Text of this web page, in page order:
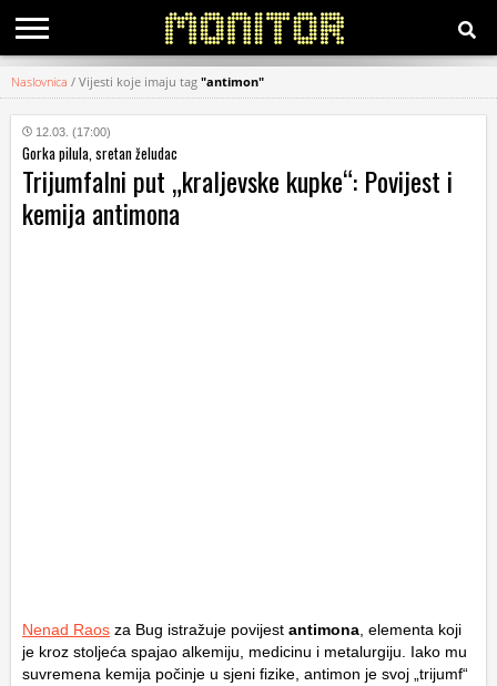
KATEGORIJE
HRVATSKI
WEB
Naslovnica / Vijesti koje imaju tag "antimon"
12.03. (17:00)
Gorka pilula, sretan želudac
Trijumfalni put „kraljevske kupke“: Povijest i
kemija antimona
Nenad Raos za Bug istražuje povijest antimona , elementa koji
je kroz stoljeća spajao alkemiju, medicinu i metalurgiju. Iako mu
suvremena kemija počinje u sjeni fizike, antimon je svoj „trijumf“